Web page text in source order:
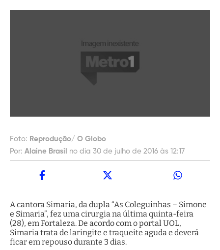
Foto: Reprodução/ O Globo
Por: Alaine Brasil no dia 30 de julho de 2016 às 12:17
A cantora Simaria, da dupla “As Coleguinhas – Simone
e Simaria”, fez uma cirurgia na última quinta-feira
(28), em Fortaleza. De acordo com o portal UOL,
Simaria trata de laringite e traqueite aguda e deverá
ficar em repouso durante 3 dias.